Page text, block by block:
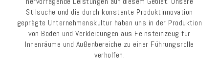
Stilsuche und die durch konstante Produktinnovation
geprägte Unternehmenskultur haben uns in der Produktion
von Böden und Verkleidungen aus Feinsteinzeug für
Innenräume und Außenbereiche zu einer Führungsrolle
verholfen.